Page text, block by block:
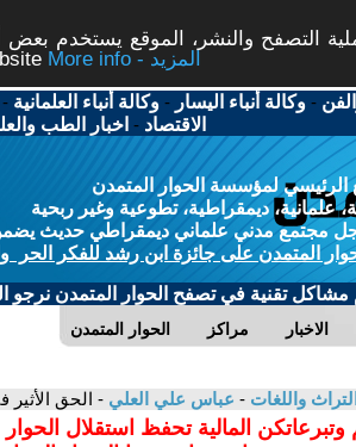
التصفح والنشر، الموقع يستخدم بعض
More info - المزيد
-وكالة أنباء اليسار -وكالة أنباء العلمانية
الاقتصاد - اخبار الطب
الرئيسي لمؤسسة الحوار المتمدن
علمانية، ديمقراطية، تطوعية وغير ربحية
مجتمع مدني علماني ديمقراطي حديث يضمن
المتمدن على جائزة ابن رشد للفكر الحر
مشاكل تقنية في تصفح الحوار المتمدن نرجو
الحوار المتمدن مراكز الاخبار
واللغات - عباس علي العلي - الحق الأثير
وتبرعاتكن المالية تحفظ استقلال